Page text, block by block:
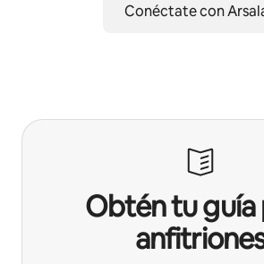
Conéctate con
Obtén tu guía